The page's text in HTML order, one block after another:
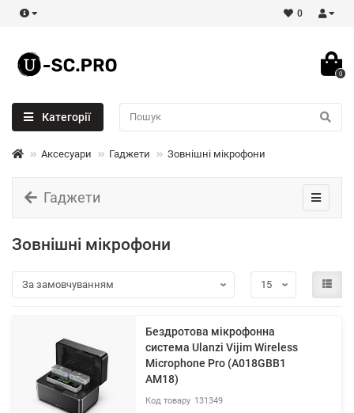
0
0
Категорії
Аксесуари Гаджети Зовнішні мікрофони
Гаджети
Зовнішні мікрофони
Бездротова мікрофонна
система Ulanzi Vijim Wireless
Microphone Pro (A018GBB1
AM18)
131349